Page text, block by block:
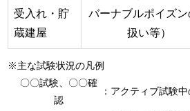
受入れ・貯
蔵建屋
バーナブルポイズン
扱い等）
※主な試験状況の凡例
〇〇試験、〇〇確
認
：アクティブ試験